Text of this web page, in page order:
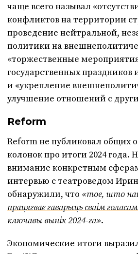
чаще всего называл
конфликтов на территории
проведение нейтральной,
политики на
«торжественные
государственных праздников
и «укрепление
улучшение отношений с
Reform
Reform не публиковал общих
колонок про итоги 2024 года.
внимание конкретным
интервью с театроведом
обнаружили, что «тое, што
працягвае гаварыць сваім
ключавы вынік 2024-га».
Экономические итоги